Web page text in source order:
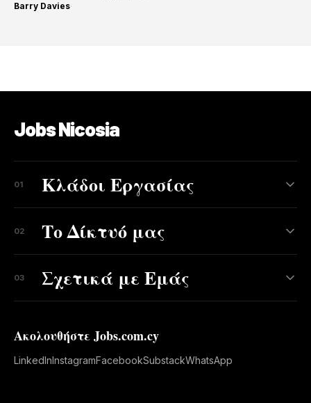
Barry Davies·
Jobs Nicosia
01 Κλάδοι Εργασίας
02 Το Δίκτυό μας
03 Σχετικά με Εμάς
Ακολουθήστε Jobs.com.cy
LinkedInInstagramFacebookSubstackWhatsApp